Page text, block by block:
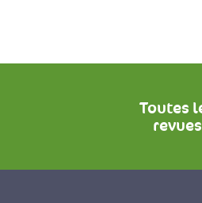
Toutes
revues